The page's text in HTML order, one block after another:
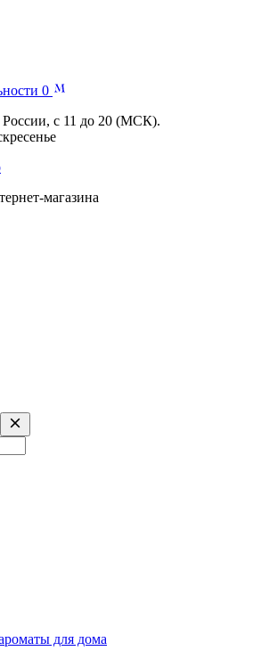
0
России, с 11 до 20 (МСК).
магазина
для дома